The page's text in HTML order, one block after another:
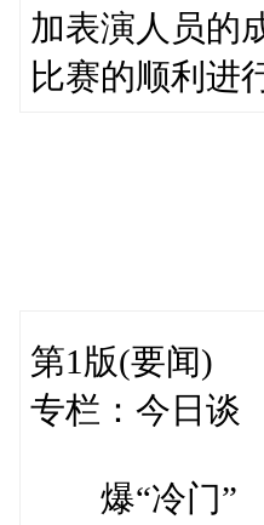
加表演人员的
比赛的顺利进
第1版(要闻)
专栏：今日谈
爆“冷门”